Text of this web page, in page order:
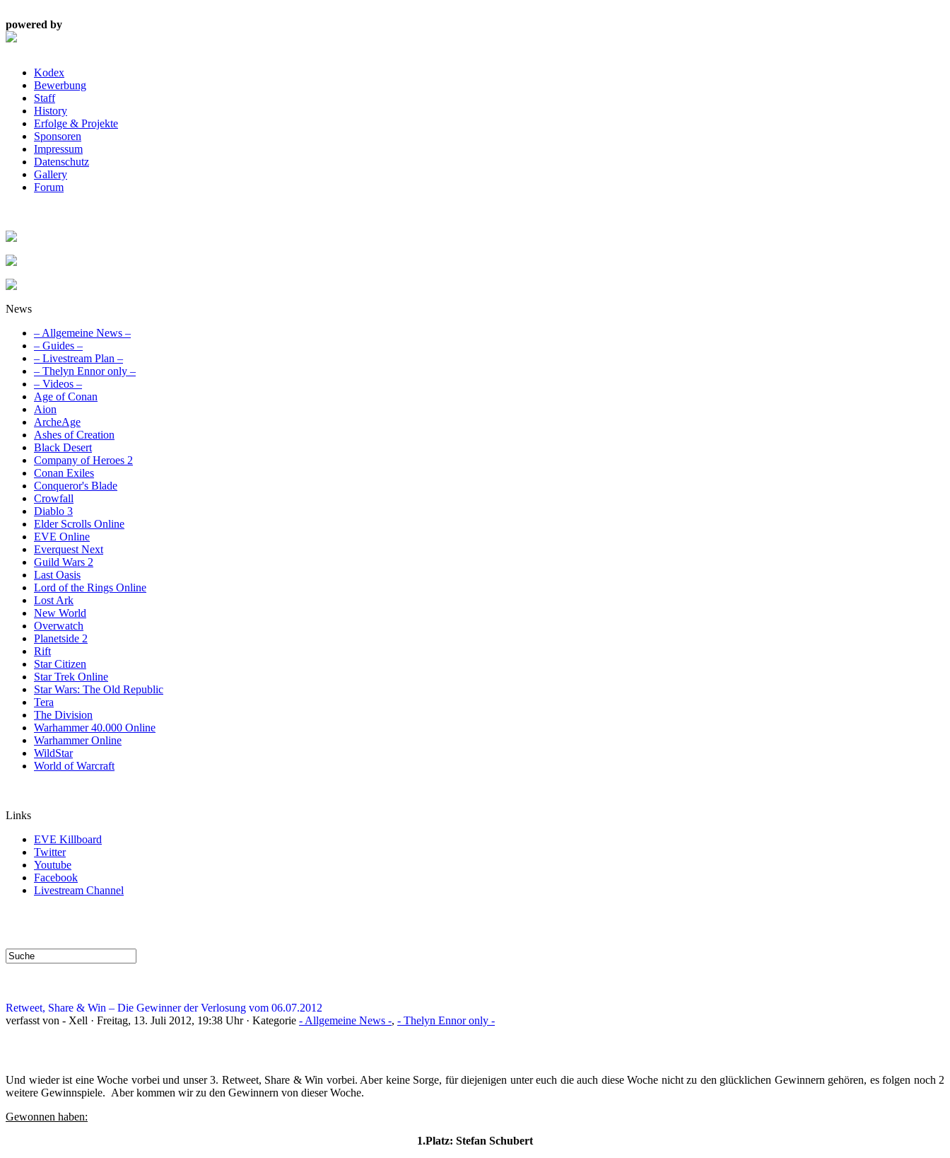
powered by
Kodex
Bewerbung
Staff
History
Erfolge & Projekte
Sponsoren
Impressum
Datenschutz
Gallery
Forum
News
– Allgemeine News –
– Guides –
– Livestream Plan –
– Thelyn Ennor only –
– Videos –
Age of Conan
Aion
ArcheAge
Ashes of Creation
Black Desert
Company of Heroes 2
Conan Exiles
Conqueror's Blade
Crowfall
Diablo 3
Elder Scrolls Online
EVE Online
Everquest Next
Guild Wars 2
Last Oasis
Lord of the Rings Online
Lost Ark
New World
Overwatch
Planetside 2
Rift
Star Citizen
Star Trek Online
Star Wars: The Old Republic
Tera
The Division
Warhammer 40.000 Online
Warhammer Online
WildStar
World of Warcraft
Links
EVE Killboard
Twitter
Youtube
Facebook
Livestream Channel
Retweet, Share & Win – Die Gewinner der Verlosung vom 06.07.2012
verfasst von - Xell · Freitag, 13. Juli 2012, 19:38 Uhr · Kategorie - Allgemeine News -, - Thelyn Ennor only -
Und wieder ist eine Woche vorbei und unser 3. Retweet, Share & Win vorbei. Aber keine Sorge, für diejenigen unter euch die auch diese Woche nicht zu den glücklichen Gewinnern gehören, es folgen noch 2
weitere Gewinnspiele. Aber kommen wir zu den Gewinnern von dieser Woche.
Gewonnen haben:
1.Platz: Stefan Schubert